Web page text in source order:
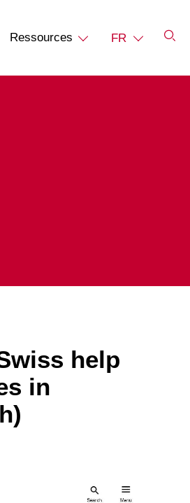
Ressources FR
help
in